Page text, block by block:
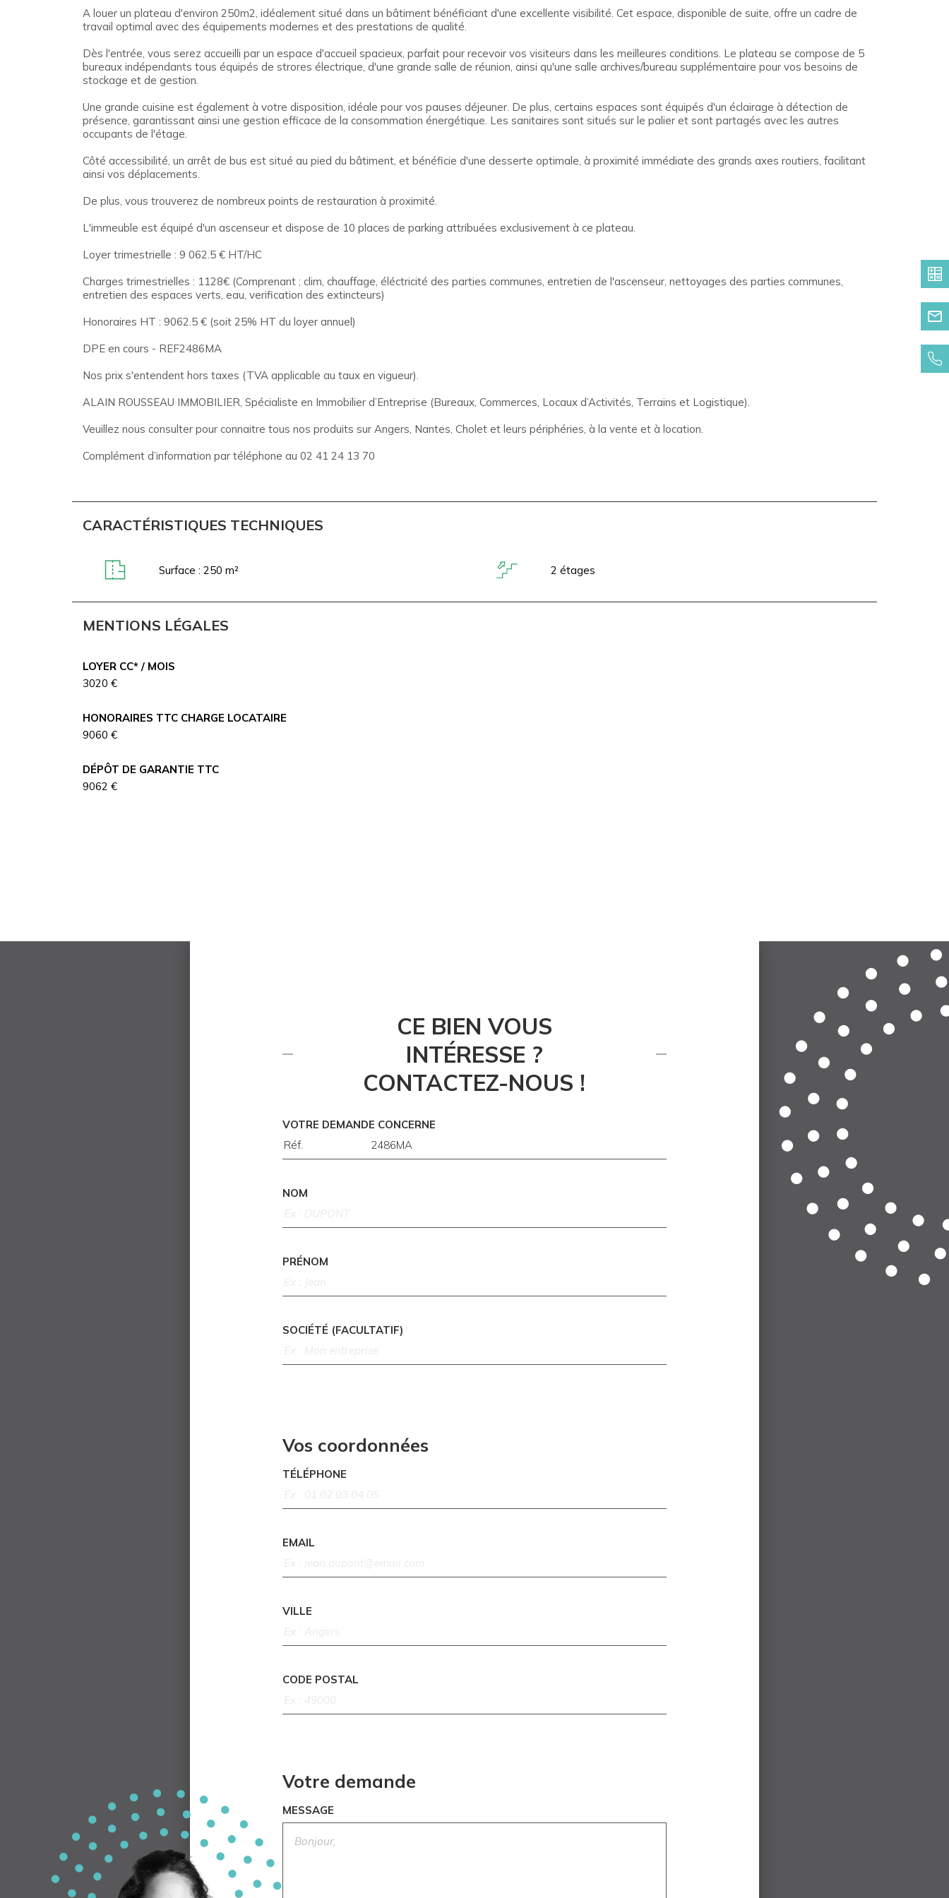
A louer un plateau d'environ 250m2, idéalement situé dans un bâtiment bénéficiant d'une excellente visibilité. Cet espace, disponible de suite, offre un cadre de
travail optimal avec des équipements modernes et des prestations de qualité.
Dès l'entrée, vous serez accueilli par un espace d'accueil spacieux, parfait pour recevoir vos visiteurs dans les meilleures conditions. Le plateau se compose de 5
bureaux indépendants tous équipés de strores électrique, d'une grande salle de réunion, ainsi qu'une salle archives/bureau supplémentaire pour vos besoins de
stockage et de gestion.
Une grande cuisine est également à votre disposition, idéale pour vos pauses déjeuner. De plus, certains espaces sont équipés d'un éclairage à détection de
présence, garantissant ainsi une gestion efficace de la consommation énergétique. Les sanitaires sont situés sur le palier et sont partagés avec les autres
occupants de l'étage.
Côté accessibilité, un arrêt de bus est situé au pied du bâtiment, et bénéficie d'une desserte optimale, à proximité immédiate des grands axes routiers, facilitant
ainsi vos déplacements.
De plus, vous trouverez de nombreux points de restauration à proximité.
L'immeuble est équipé d'un ascenseur et dispose de 10 places de parking attribuées exclusivement à ce plateau.
Loyer trimestrielle : 9 062.5 € HT/HC
Charges trimestrielles : 1128€ (Comprenant ; clim, chauffage, éléctricité des parties communes, entretien de l'ascenseur, nettoyages des parties communes,
entretien des espaces verts, eau, verification des extincteurs)
Honoraires HT : 9062.5 € (soit 25% HT du loyer annuel)
DPE en cours - REF2486MA
Nos prix s'entendent hors taxes (TVA applicable au taux en vigueur).
ALAIN ROUSSEAU IMMOBILIER, Spécialiste en Immobilier d’Entreprise (Bureaux, Commerces, Locaux d’Activités, Terrains et Logistique).
Veuillez nous consulter pour connaitre tous nos produits sur Angers, Nantes, Cholet et leurs périphéries, à la vente et à location.
Complément d’information par téléphone au 02 41 24 13 70
CARACTÉRISTIQUES TECHNIQUES
Surface : 250 m² 2 étages
MENTIONS LÉGALES
LOYER CC* / MOIS
3020 €
HONORAIRES TTC CHARGE LOCATAIRE
9060 €
DÉPÔT DE GARANTIE TTC
9062 €
CE BIEN VOUS
INTÉRESSE ?
CONTACTEZ-NOUS !
VOTRE DEMANDE CONCERNE
NOM
PRÉNOM
SOCIÉTÉ (FACULTATIF)
Vos coordonnées
TÉLÉPHONE
EMAIL
VILLE
CODE POSTAL
Votre demande
MESSAGE